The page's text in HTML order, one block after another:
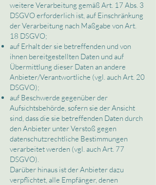
weitere Verarbeitung gemäß Art. 17 Abs. 3
DSGVO erforderlich ist, auf Einschränkung
der Verarbeitung nach Maßgabe von Art.
18 DSGVO;
auf Erhalt der sie betreffenden und von
ihnen bereitgestellten Daten und auf
Übermittlung dieser Daten an andere
Anbieter/Verantwortliche (vgl. auch Art. 20
DSGVO);
auf Beschwerde gegenüber der
Aufsichtsbehörde, sofern sie der Ansicht
sind, dass die sie betreffenden Daten durch
den Anbieter unter Verstoß gegen
datenschutzrechtliche Bestimmungen
verarbeitet werden (vgl. auch Art. 77
DSGVO).
Darüber hinaus ist der Anbieter dazu
verpflichtet, alle Empfänger, denen